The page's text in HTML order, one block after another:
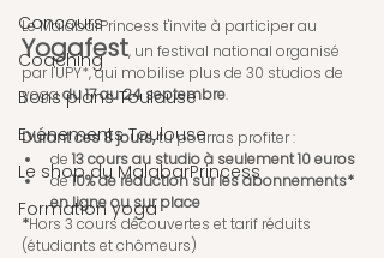
Concours
Coaching
Bons plans Toulouse
Evénements Toulouse
Le shop du MalabarPrincess
Formation yoga
Le MalabarPrincess t'invite à participer au
Yogafest, un festival national organisé
par l'UPY*, qui mobilise plus de 30 studios de
yoga du 17 au 24 septembre.
Durant ces 8 jours, tu pourras profiter :
de 13 cours au studio à seulement 10 euros
de 10% de réduction sur les abonnements*
en ligne ou sur place
*Hors 3 cours découvertes et tarif réduits
(étudiants et chômeurs)